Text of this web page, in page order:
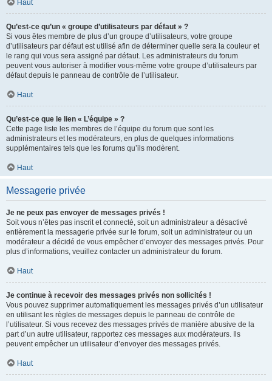
Haut
Qu’est-ce qu’un « groupe d’utilisateurs par défaut » ?
Si vous êtes membre de plus d’un groupe d’utilisateurs, votre groupe
d’utilisateurs par défaut est utilisé afin de déterminer quelle sera la couleur et
le rang qui vous sera assigné par défaut. Les administrateurs du forum
peuvent vous autoriser à modifier vous-même votre groupe d’utilisateurs par
défaut depuis le panneau de contrôle de l’utilisateur.
Haut
Qu’est-ce que le lien « L’équipe » ?
Cette page liste les membres de l’équipe du forum que sont les
administrateurs et les modérateurs, en plus de quelques informations
supplémentaires tels que les forums qu’ils modèrent.
Haut
Messagerie privée
Je ne peux pas envoyer de messages privés !
Soit vous n’êtes pas inscrit et connecté, soit un administrateur a désactivé
entièrement la messagerie privée sur le forum, soit un administrateur ou un
modérateur a décidé de vous empêcher d’envoyer des messages privés. Pour
plus d’informations, veuillez contacter un administrateur du forum.
Haut
Je continue à recevoir des messages privés non sollicités !
Vous pouvez supprimer automatiquement les messages privés d’un utilisateur
en utilisant les règles de messages depuis le panneau de contrôle de
l’utilisateur. Si vous recevez des messages privés de manière abusive de la
part d’un autre utilisateur, rapportez ces messages aux modérateurs. Ils
peuvent empêcher un utilisateur d’envoyer des messages privés.
Haut